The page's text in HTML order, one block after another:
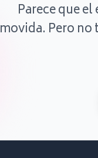
Parece que
movida. Pero no